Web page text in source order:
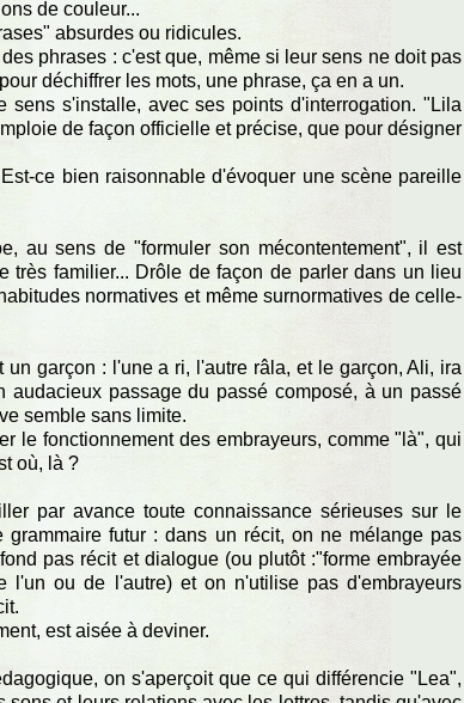
de couleur...
absurdes ou ridicules.
phrases : c'est que, même si leur sens ne doit pas
déchiffrer les mots, une phrase, ça en a un.
s'installe, avec ses points d'interrogation. "Lila
de façon officielle et précise, que pour désigner
ce bien raisonnable d'évoquer une scène pareille
au sens de "formuler son mécontentement", il est
très familier... Drôle de façon de parler dans un lieu
normatives et même surnormatives de celle-
garçon : l'une a ri, l'autre râla, et le garçon, Ali, ira
audacieux passage du passé composé, à un passé
semble sans limite.
le fonctionnement des embrayeurs, comme "là", qui
où, là ?
par avance toute connaissance sérieuses sur le
futur : dans un récit, on ne mélange pas
pas récit et dialogue (ou plutôt :"forme embrayée
l'un ou de l'autre) et on n'utilise pas d'embrayeurs
est aisée à deviner.
on s'aperçoit que ce qui différencie "Lea",